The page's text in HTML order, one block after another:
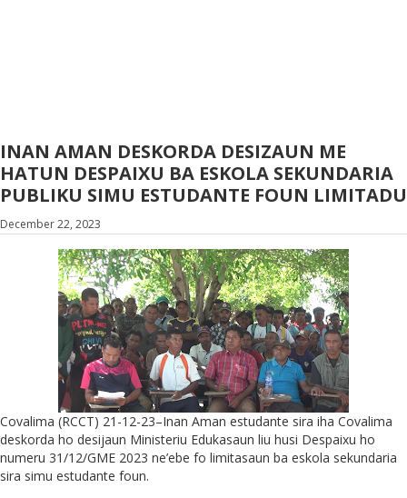
INAN AMAN DESKORDA DESIZAUN ME
HATUN DESPAIXU BA ESKOLA SEKUNDARIA
PUBLIKU SIMU ESTUDANTE FOUN LIMITADU
December 22, 2023
Covalima (RCCT) 21-12-23–Inan Aman estudante sira iha Covalima
deskorda ho desijaun Ministeriu Edukasaun liu husi Despaixu ho
numeru 31/12/GME 2023 ne’ebe fo limitasaun ba eskola sekundaria
sira simu estudante foun.